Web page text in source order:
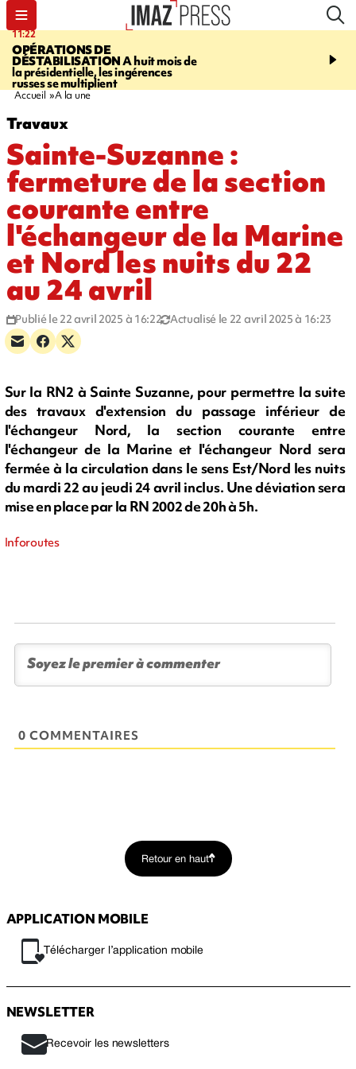
11:22
OPÉRATIONS DE
DÉSTABILISATIONA huit mois de
la présidentielle, les ingérences
russes se multiplient
14:51
Rivière triple champion
Accueil A la une
Travaux
Sainte-Suzanne :
fermeture de la section
courante entre
l'échangeur de la Marine
et Nord les nuits du 22
au 24 avril
Publié le 22 avril 2025 à 16:22 Actualisé le 22 avril 2025 à 16:23
Sur la RN2 à Sainte Suzanne, pour permettre la suite
des travaux d'extension du passage inférieur de
l'échangeur Nord, la section courante entre
l'échangeur de la Marine et l'échangeur Nord sera
fermée à la circulation dans le sens Est/Nord les nuits
du mardi 22 au jeudi 24 avril inclus. Une déviation sera
mise en place par la RN 2002 de 20h à 5h.
Inforoutes
0 COMMENTAIRES
Retour en haut
APPLICATION MOBILE
Télécharger l’application mobile
NEWSLETTER
Recevoir les newsletters